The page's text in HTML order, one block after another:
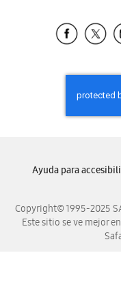
Copyright© 1995-2025
Este sitio se ve mejor
Ayuda para